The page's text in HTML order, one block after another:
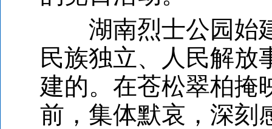
湖南烈士公园始建
民族独立、人民解放
建的。在苍松翠柏掩
前，集体默哀，深刻